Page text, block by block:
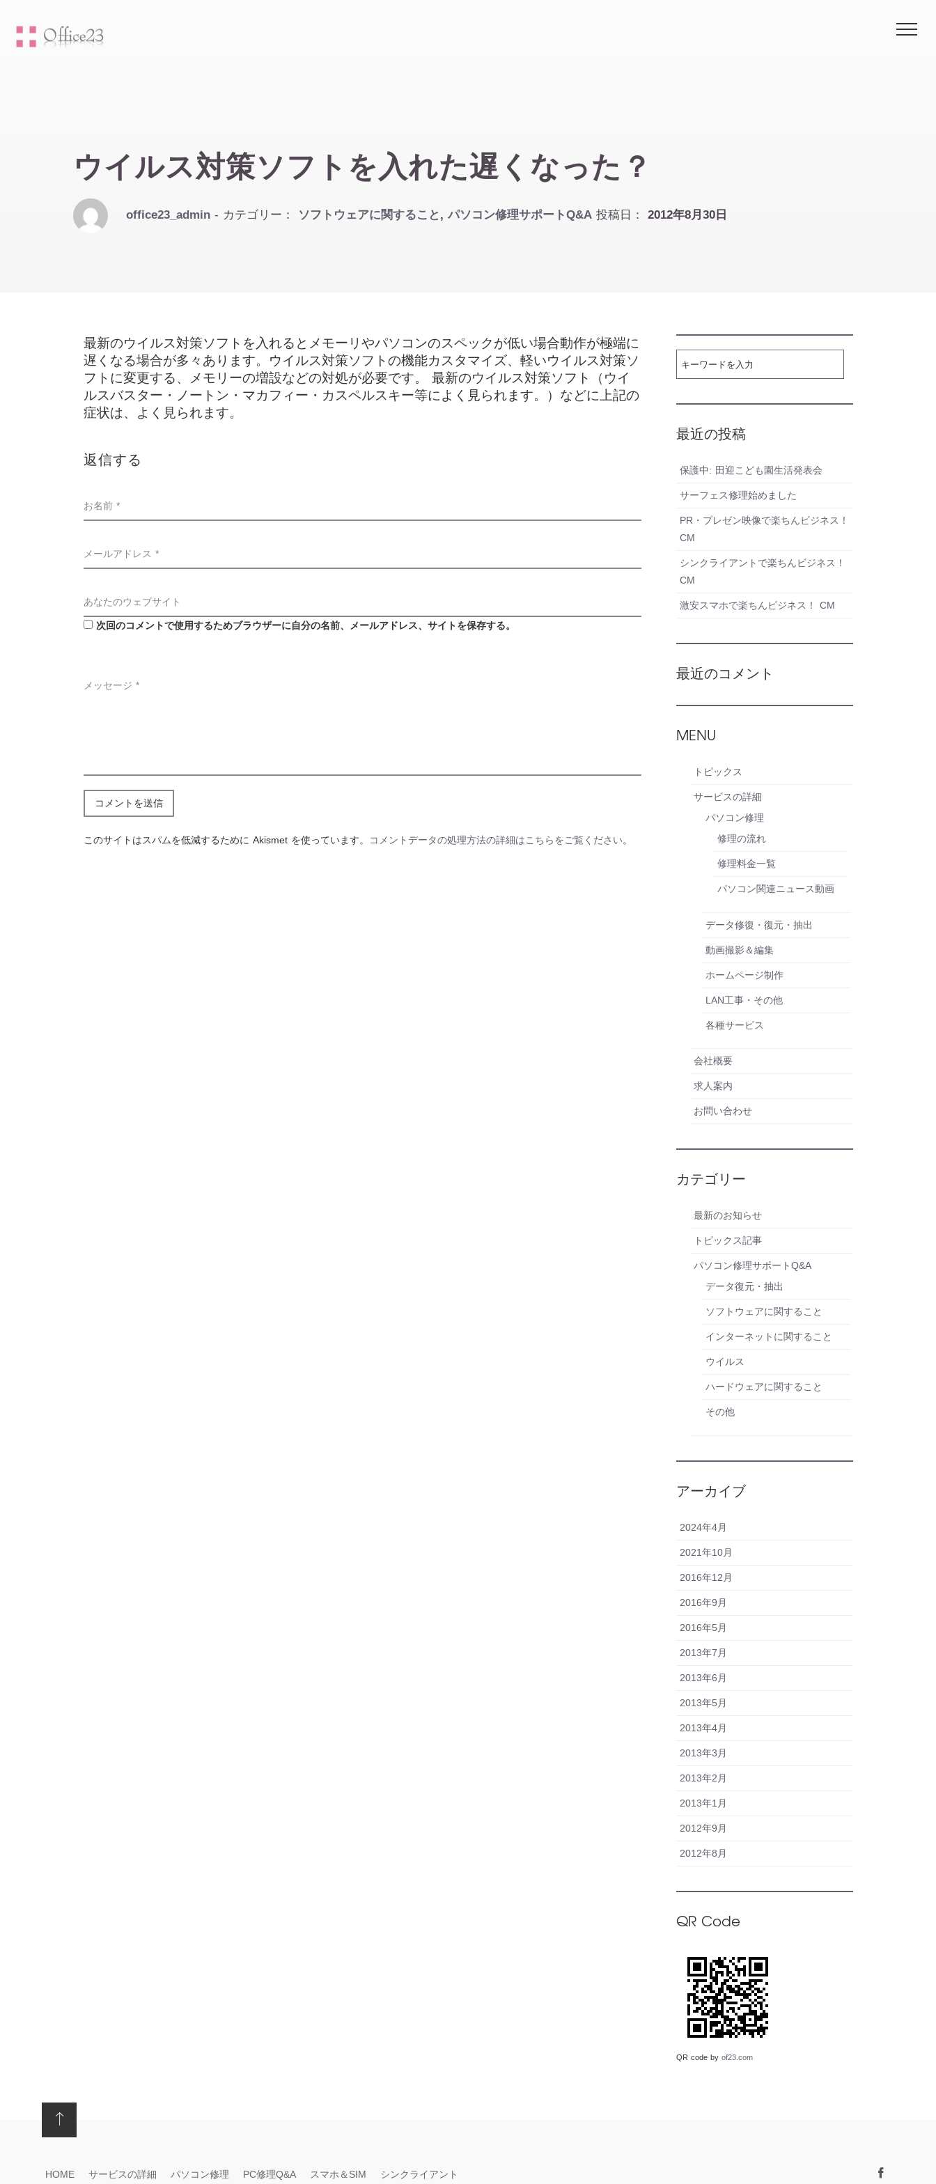
ウイルス対策ソフトを入れた遅くなった？
office23_admin- カテゴリー： ソフトウェアに関すること , パソコン修理サポートQ&A投稿日： 2012年8月30日
最新のウイルス対策ソフトを入れるとメモーリやパソコンのスペックが低い場合動作が極端に
遅くなる場合が多々あります。ウイルス対策ソフトの機能カスタマイズ、軽いウイルス対策ソ
フトに変更する、メモリーの増設などの対処が必要です。 最新のウイルス対策ソフト（ウイ
ルスバスター・ノートン・マカフィー・カスペルスキー等によく見られます。）などに上記の
症状は、よく見られます。
返信する
お名前 *
メールアドレス *
あなたのウェブサイト
次回のコメントで使用するためブラウザーに自分の名前、メールアドレス、サイトを保存する。
メッセージ *
このサイトはスパムを低減するために Akismet を使っています。 コメントデータの処理方法の詳細はこちらをご覧ください。
最近の投稿
保護中: 田迎こども園生活発表会
サーフェス修理始めました
PR・プレゼン映像で楽ちんビジネス！
CM
シンクライアントで楽ちんビジネス！
CM
激安スマホで楽ちんビジネス！ CM
最近のコメント
MENU
トピックス
サービスの詳細
パソコン修理
修理の流れ
修理料金一覧
パソコン関連ニュース動画
データ修復・復元・抽出
動画撮影＆編集
ホームページ制作
LAN工事・その他
各種サービス
会社概要
求人案内
お問い合わせ
カテゴリー
最新のお知らせ
トピックス記事
パソコン修理サポートQ&A
データ復元・抽出
ソフトウェアに関すること
インターネットに関すること
ウイルス
ハードウェアに関すること
その他
アーカイブ
2024年4月
2021年10月
2016年12月
2016年9月
2016年5月
2013年7月
2013年6月
2013年5月
2013年4月
2013年3月
2013年2月
2013年1月
2012年9月
2012年8月
QR Code
QR code by of23.com
HOME サービスの詳細 パソコン修理 PC修理Q&A スマホ＆SIM シンクライアント